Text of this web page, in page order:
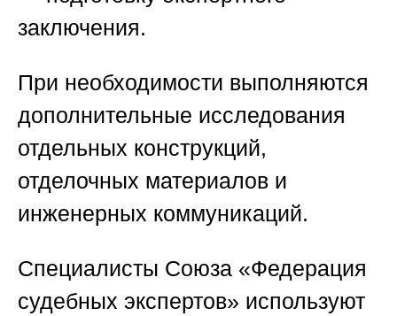
заключения.
При необходимости выполняются
дополнительные исследования
отдельных конструкций,
отделочных материалов и
инженерных коммуникаций.
Специалисты Союза «Федерация
судебных экспертов» используют